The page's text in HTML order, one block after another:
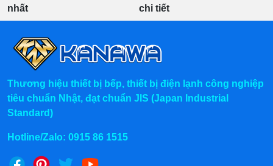
nhất
chi tiết
Thương hiệu thiết bị bếp, thiết bị điện lạnh công nghiệp
tiêu chuẩn Nhật, đạt chuẩn JIS (Japan Industrial
Standard)
Hotline/Zalo: 0915 86 1515